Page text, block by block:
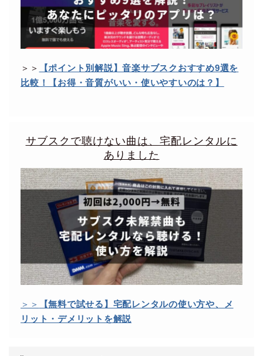
＞＞
【ポイント別解説】音楽サブスクおすすめ9選を
比較！【お得・音質がいい・使いやすいのは？】
サブスクで聴けない曲は、宅配レンタルに
ありました
＞＞
【無料で試せる】宅配レンタルの使い方や、メ
リット・デメリットを解説